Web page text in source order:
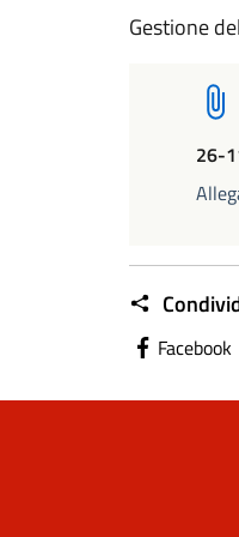
Gestione
26-
Facebook